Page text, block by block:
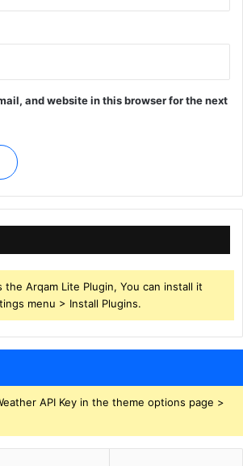
and website in this browser for the next
Arqam Lite Plugin, You can install it
menu > Install Plugins.
API Key in the theme options page >